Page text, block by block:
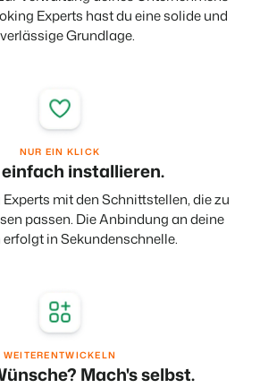
von Booking Experts für Ferienparks.
zu deiner eigenen mithilfe der
Systemen.
des Jahres.
Zugang bei Camping de
lesen
Experts hast du eine solide und
Grundlage.
NUR EIN KLICK
installieren.
mit den Schnittstellen, die zu
passen. Die Anbindung an deine
in Sekundenschnelle.
WEITERENTWICKELN
Mach's selbst.